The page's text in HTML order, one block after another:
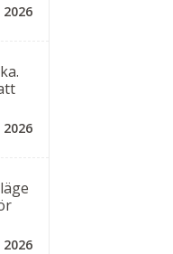
rum
på